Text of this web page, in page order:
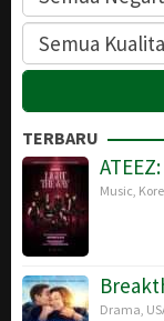
TERBARU
Music
Drama